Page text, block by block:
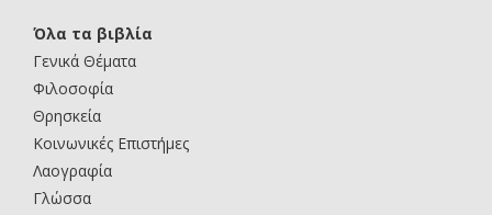
Όλα τα βιβλία
Γενικά Θέματα
Φιλοσοφία
Θρησκεία
Κοινωνικές Επιστήμες
Λαογραφία
Γλώσσα